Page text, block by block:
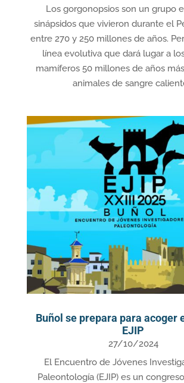
Los gorgonopsios son un grupo
sinápsidos que vivieron durante el
entre 270 y 250 millones de años.
línea evolutiva que dará lugar a
mamíferos 50 millones de años
animales de sangre
Buñol se prepara para acoger
EJIP
27/10/2024
El Encuentro de Jóvenes
Paleontología (EJIP) es un